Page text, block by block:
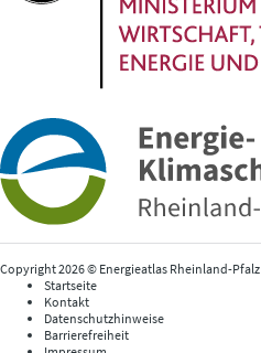
Copyright 2026 © Energieatlas Rheinland-Pfalz
Startseite
Kontakt
Datenschutzhinweise
Barrierefreiheit